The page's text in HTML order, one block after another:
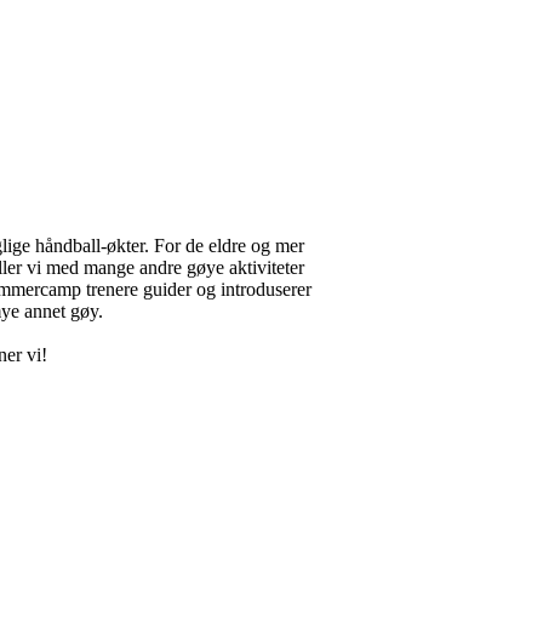
håndball-økter. For de eldre og mer
vi med mange andre gøye aktiviteter
trenere guider og introduserer
annet gøy.
vi!